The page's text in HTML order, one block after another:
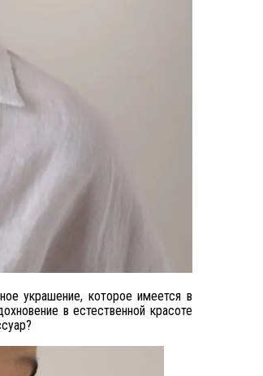
украшение, которое имеется в
в естественной красоте